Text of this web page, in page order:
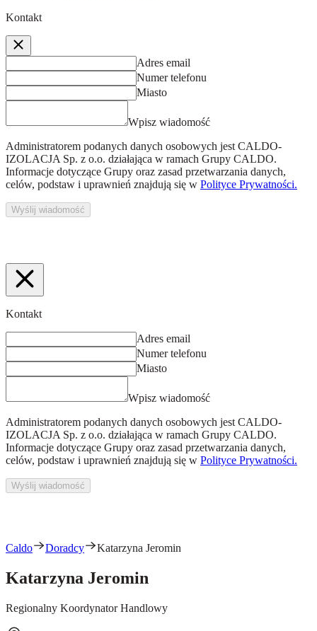
Kontakt
Adres email
Numer telefonu
Miasto
Wpisz wiadomość
Administratorem podanych danych osobowych jest CALDO-
IZOLACJA Sp. z o.o. działająca w ramach Grupy CALDO.
Informacje dotyczące Grupy oraz zasad przetwarzania danych,
celów, podstaw i uprawnień znajdują się w Polityce Prywatności.
Wyślij wiadomość
Kontakt
Adres email
Numer telefonu
Miasto
Wpisz wiadomość
Administratorem podanych danych osobowych jest CALDO-
IZOLACJA Sp. z o.o. działająca w ramach Grupy CALDO.
Informacje dotyczące Grupy oraz zasad przetwarzania danych,
celów, podstaw i uprawnień znajdują się w Polityce Prywatności.
Wyślij wiadomość
Caldo Doradcy Katarzyna Jeromin
Katarzyna Jeromin
Regionalny Koordynator Handlowy